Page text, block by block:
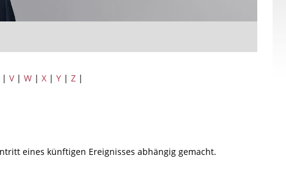
| V| W| X| Y| Z|
eines künftigen Ereignisses abhängig gemacht.